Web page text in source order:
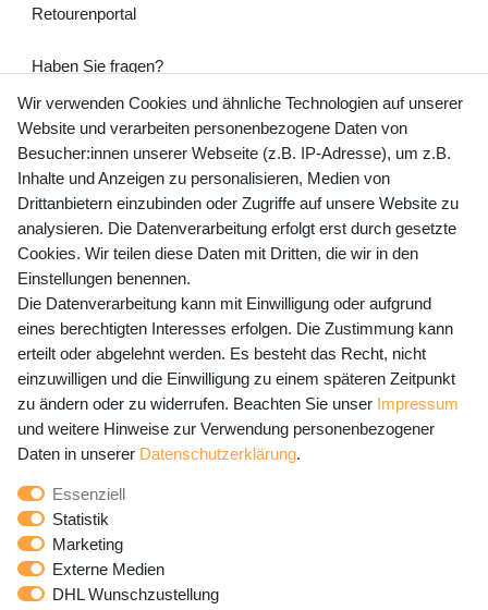
Retourenportal
Haben Sie fragen?
+49 (0) 35243 460 400
Mo-Fr 9-15 Uhr
shop@banjado.com
Preisangaben inkl. gesetzl. MwSt. und zzgl. Service- und
Versandkosten
Newsletter Anmeldung - Keine Angebote
mehr verpassen!
E-MAIL **
Newsletter
Honig
Hiermit bestätige ich, dass ich die
gelesen habe. Meine Einwilligung kann ich jederzeit
widerrufen.**
Wir verwenden Cookies und ähnliche Technologien auf unserer
Website und verarbeiten personenbezogene Daten von
Besucher:innen unserer Webseite (z.B. IP-Adresse), um z.B.
Inhalte und Anzeigen zu personalisieren, Medien von
Drittanbietern einzubinden oder Zugriffe auf unsere Website zu
analysieren. Die Datenverarbeitung erfolgt erst durch gesetzte
Cookies. Wir teilen diese Daten mit Dritten, die wir in den
Einstellungen benennen.
Die Datenverarbeitung kann mit Einwilligung oder aufgrund
eines berechtigten Interesses erfolgen. Die Zustimmung kann
erteilt oder abgelehnt werden. Es besteht das Recht, nicht
einzuwilligen und die Einwilligung zu einem späteren Zeitpunkt
zu ändern oder zu widerrufen. Beachten Sie unser Impressum
und weitere Hinweise zur Verwendung personenbezogener
Daten in unserer Daten­schutz­erklärung.
Essenziell
Statistik
Marketing
Externe Medien
DHL Wunschzustellung